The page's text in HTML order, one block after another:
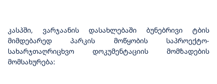
კასპში, ვარჯაანის დასახლებაში ბუნებრივი ტბის
მიმდებარედ პარკის მოწყობის საპროექტო-
სახარჯთაღრიცხვო დოკუმენტაციის მომზადების
მომსახურება: